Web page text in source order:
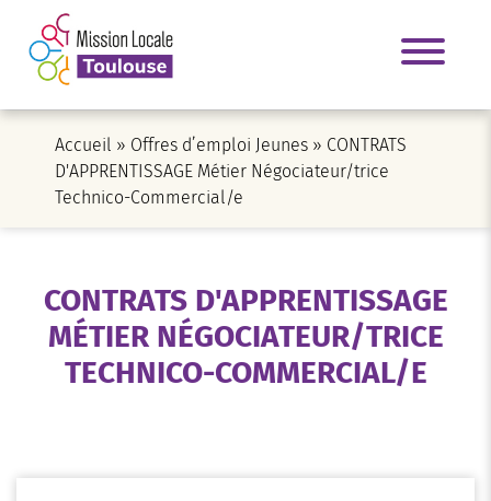
Accueil » Offres d’emploi Jeunes » CONTRATS
D'APPRENTISSAGE Métier Négociateur/trice
Technico-Commercial/e
CONTRATS D'APPRENTISSAGE
MÉTIER NÉGOCIATEUR/TRICE
TECHNICO-COMMERCIAL/E